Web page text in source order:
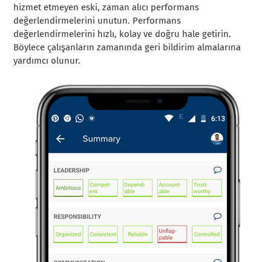
hizmet etmeyen eski, zaman alıcı performans
değerlendirmelerini unutun. Performans
değerlendirmelerini hızlı, kolay ve doğru hale getirin.
Böylece çalışanların zamanında geri bildirim almalarına
yardımcı olunur.